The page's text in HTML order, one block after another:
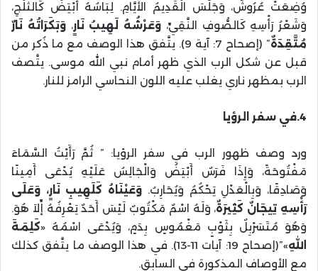
وُضِعَتْ عُرُوشٌ، وَجَلَسَ الْقَدِيمُ الأَيَّامِ. لِبَاسُهُ أَبْيَضُ كَالثَّلْجِ،
وَشَعْرُ رَأْسِهِ كَالصُّوفِ النَّقِيِّ، وَعَرْشُهُ لَهِيبُ نَارٍ،وَبَكَرَاتُهُ نَارٌ
مُتَّقِدَةٌ
” (إصحاح 7: آية 9). يتَّفق هذا الوصف مع ما ذُكر من
قبل عن شكل الرب الذي ظهر أمام نبي الله موسى. يتَّصف
الرب بمظهر ناري يغلب عليه اللون النحاسي الرامز للنار.
4.في سفر الرؤيا
ورد وصف ظهور الرب في سفر الرؤيا: ” ثُمَّ رَأَيْتُ السَّمَاءَ
مَفْتُوحَةً، وَإِذَا فَرَسٌ أَبْيَضُ وَالْجَالِسُ عَلَيْهِ يُدْعَى أَمِينًا
وَصَادِقًا، وَبِالْعَدْلِ يَحْكُمُ وَيُحَارِبُ. وَعَيْنَاهُ كَلَهِيبِ نَارٍ، وَعَلَى
رَأْسِهِ تِيجَانٌ كَثِيرَةٌ، وَلَهُ اسْمٌ مَكْتُوبٌ لَيْسَ أَحَدٌ يَعْرِفُهُ إِّلاَ هُوَ.
وَهُوَ مُتَسَرْبِلٌ بِثَوْبٍ مَغْمُوسٍ بِدَمٍ، وَيُدْعَى اسْمُهُ «كَلِمَةَ
اللهِ
»”(إصحاح 19: آيات 11-13). في هذا الوصف ما يتَّفق كذلك
مع الأوصاف المذكورة في السابق.